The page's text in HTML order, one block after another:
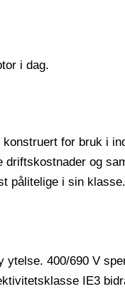
i dag.
for bruk i
og
pålitelige i sin klasse.
400/690 V
IE3